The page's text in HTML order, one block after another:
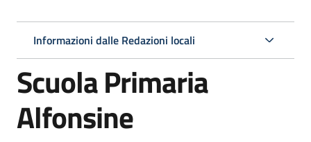
Centri
per
Informazioni dalle Redazioni locali
Scuola Primaria
Alfonsine